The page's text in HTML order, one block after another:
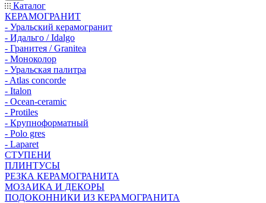
Каталог
КЕРАМОГРАНИТ
- Уральский керамогранит
- Идальго / Idalgo
- Гранитея / Granitea
- Моноколор
- Уральская палитра
- Atlas concorde
- Italon
- Ocean-ceramic
- Protiles
- Крупноформатный
- Polo gres
- Laparet
СТУПЕНИ
ПЛИНТУСЫ
РЕЗКА КЕРАМОГРАНИТА
МОЗАИКА И ДЕКОРЫ
ПОДОКОННИКИ ИЗ КЕРАМОГРАНИТА